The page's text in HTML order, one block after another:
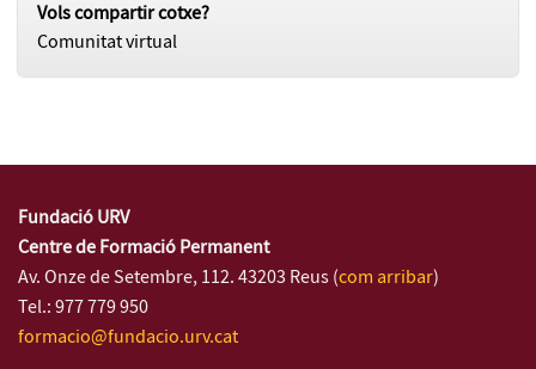
Vols compartir cotxe?
Comunitat virtual
Fundació URV
Centre de Formació Permanent
Av. Onze de Setembre, 112. 43203 Reus (com arribar)
Tel.: 977 779 950
formacio@fundacio.urv.cat